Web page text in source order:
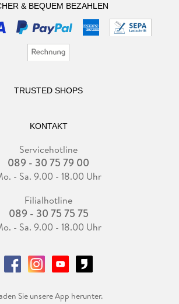
& BEQUEM BEZAHLEN
TRUSTED SHOPS
KONTAKT
Servicehotline
089 - 30 75 79 00
- Sa. 9.00 - 18.00 Uhr
Filialhotline
089 - 30 75 75 75
- Sa. 9.00 - 18.00 Uhr
Sie unsere App herunter.